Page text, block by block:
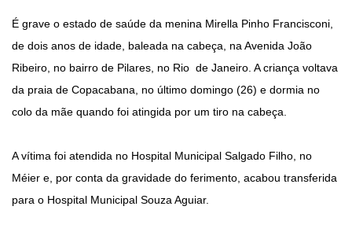
É grave o estado de saúde da menina Mirella Pinho Francisconi,
de dois anos de idade, baleada na cabeça, na Avenida João
Ribeiro, no bairro de Pilares, no Rio de Janeiro. A criança voltava
da praia de Copacabana, no último domingo (26) e dormia no
colo da mãe quando foi atingida por um tiro na cabeça.
A vítima foi atendida no Hospital Municipal Salgado Filho, no
Méier e, por conta da gravidade do ferimento, acabou transferida
para o Hospital Municipal Souza Aguiar.